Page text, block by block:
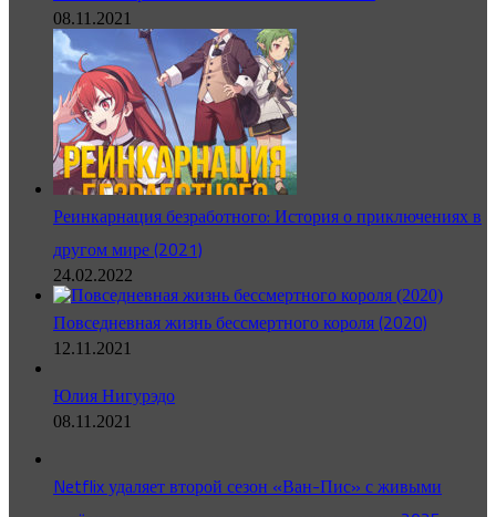
08.11.2021
Реинкарнация безработного: История о приключениях в
другом мире (2021)
24.02.2022
Повседневная жизнь бессмертного короля (2020)
12.11.2021
Юлия Нигурэдо
08.11.2021
Netflix удаляет второй сезон «Ван-Пис» с живыми